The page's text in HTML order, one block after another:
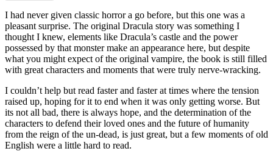
I had never given classic horror a go before, but this one was a
pleasant surprise. The original Dracula story was something I
thought I knew, elements like Dracula’s castle and the power
possessed by that monster make an appearance here, but despite
what you might expect of the original vampire, the book is still filled
with great characters and moments that were truly nerve-wracking.
I couldn’t help but read faster and faster at times where the tension
raised up, hoping for it to end when it was only getting worse. But
its not all bad, there is always hope, and the determination of the
characters to defend their loved ones and the future of humanity
from the reign of the un-dead, is just great, but a few moments of old
English were a little hard to read.